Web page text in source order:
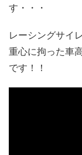
す・・・
レーシングサイ
重心に拘った車
です！！